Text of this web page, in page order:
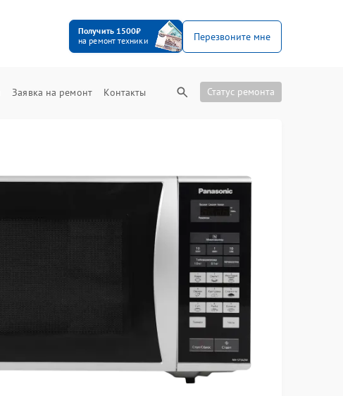
Получить 1500₽
на ремонт техники
Перезвоните мне
Заявка на ремонт Контакты Статус ремонта